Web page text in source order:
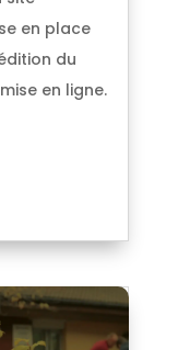
en place
du
en ligne.